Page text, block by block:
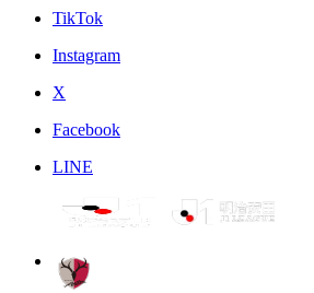
TikTok
Instagram
X
Facebook
LINE